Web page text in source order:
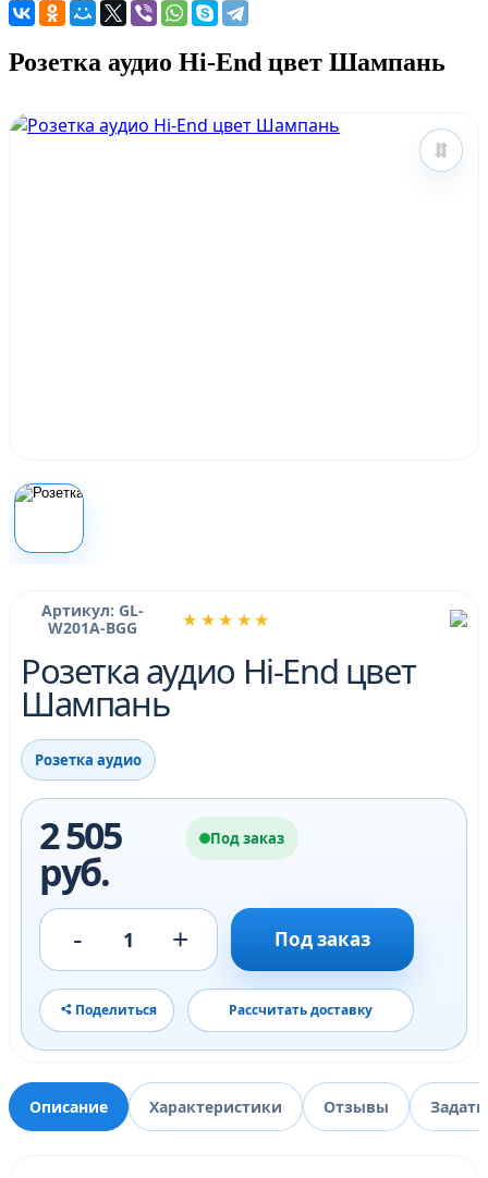
Розетка аудио Hi-End цвет Шампань
★★★★★
Артикул: GL-
W201A-BGG
Розетка аудио Hi-End цвет
Шампань
Розетка аудио
2 505
руб.
Под заказ
- 1 + Под заказ
Поделиться Рассчитать доставку
Описание Характеристики Отзывы